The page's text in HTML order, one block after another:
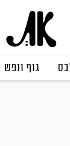
גוף ונפש